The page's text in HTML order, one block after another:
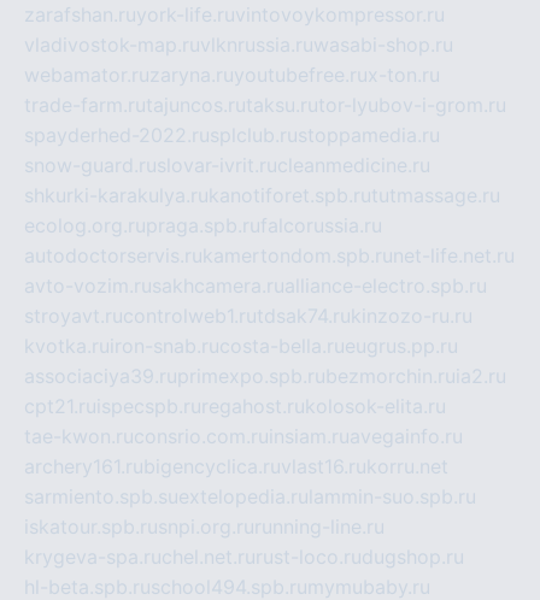
zarafshan.ruyork-life.ruvintovoykompressor.ru
vladivostok-map.ruvlknrussia.ruwasabi-shop.ru
webamator.ruzaryna.ruyoutubefree.rux-ton.ru
trade-farm.rutajuncos.rutaksu.rutor-lyubov-i-grom.ru
spayderhed-2022.rusplclub.rustoppamedia.ru
snow-guard.ruslovar-ivrit.rucleanmedicine.ru
shkurki-karakulya.rukanotiforet.spb.rututmassage.ru
ecolog.org.rupraga.spb.rufalcorussia.ru
autodoctorservis.rukamertondom.spb.ru net-life.net.ru
avto-vozim.rusakhcamera.rualliance-electro.spb.ru
stroyavt.rucontrolweb1.rutdsak74.rukinzozo-ru.ru
kvotka.ru iron-snab.rucosta-bella.rueugrus.pp.ru
associaciya39.ruprimexpo.spb.rubezmorchin.ru ia2.ru
cpt21.ru ispecspb.ru regahost.rukolosok-elita.ru
tae-kwon.ruconsrio.com.ru insiam.ruavegainfo.ru
archery161.rubigencyclica.ruvlast16.rukorru.net
sarmiento.spb.suextelopedia.ru lammin-suo.spb.ru
iskatour.spb.rusnpi.org.ru running-line.ru
krygeva-spa.ruchel.net.ru rust-loco.rudugshop.ru
hl-beta.spb.ruschool494.spb.ru mymubaby.ru